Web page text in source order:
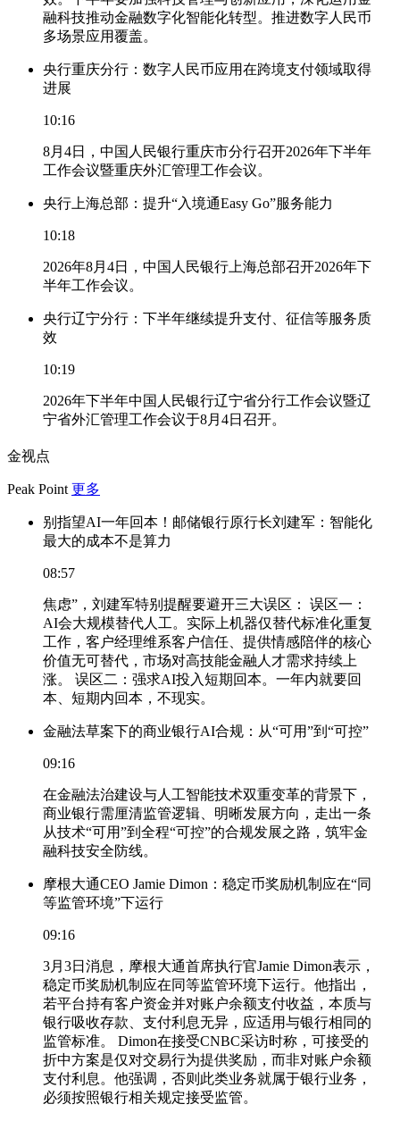
融科技推动金融数字化智能化转型。推进数字人民币
多场景应用覆盖。
央行重庆分行：数字人民币应用在跨境支付领域取得
进展
10:16
8月4日，中国人民银行重庆市分行召开2026年下半年
工作会议暨重庆外汇管理工作会议。
央行上海总部：提升“入境通Easy Go”服务能力
10:18
2026年8月4日，中国人民银行上海总部召开2026年下
半年工作会议。
央行辽宁分行：下半年继续提升支付、征信等服务质
效
10:19
2026年下半年中国人民银行辽宁省分行工作会议暨辽
宁省外汇管理工作会议于8月4日召开。
金视点
Peak Point 更多
别指望AI一年回本！邮储银行原行长刘建军：智能化
最大的成本不是算力
08:57
焦虑”，刘建军特别提醒要避开三大误区： 误区一：
AI会大规模替代人工。实际上机器仅替代标准化重复
工作，客户经理维系客户信任、提供情感陪伴的核心
价值无可替代，市场对高技能金融人才需求持续上
涨。 误区二：强求AI投入短期回本。一年内就要回
本、短期内回本，不现实。
金融法草案下的商业银行AI合规：从“可用”到“可控”
09:16
在金融法治建设与人工智能技术双重变革的背景下，
商业银行需厘清监管逻辑、明晰发展方向，走出一条
从技术“可用”到全程“可控”的合规发展之路，筑牢金
融科技安全防线。
摩根大通CEO Jamie Dimon：稳定币奖励机制应在“同
等监管环境”下运行
09:16
3月3日消息，摩根大通首席执行官Jamie Dimon表示，
稳定币奖励机制应在同等监管环境下运行。他指出，
若平台持有客户资金并对账户余额支付收益，本质与
银行吸收存款、支付利息无异，应适用与银行相同的
监管标准。 Dimon在接受CNBC采访时称，可接受的
折中方案是仅对交易行为提供奖励，而非对账户余额
支付利息。他强调，否则此类业务就属于银行业务，
必须按照银行相关规定接受监管。